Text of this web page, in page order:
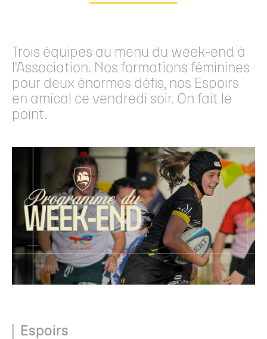
Trois équipes au menu du week-end à
l'Association. Nos formations féminines
pour deux énormes défis, nos Espoirs
en amical ce vendredi soir. On fait le
point.
Espoirs